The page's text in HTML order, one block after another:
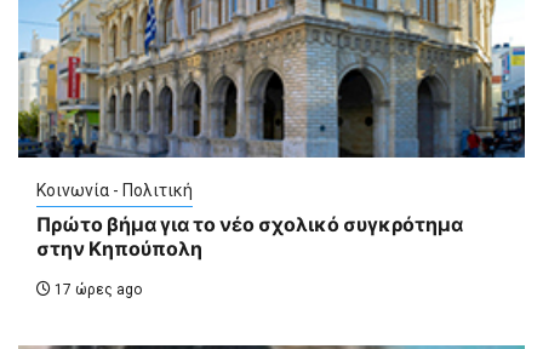
Κοινωνία - Πολιτική
Πρώτο βήμα για το νέο σχολικό συγκρότημα
στην Κηπούπολη
17 ώρες ago